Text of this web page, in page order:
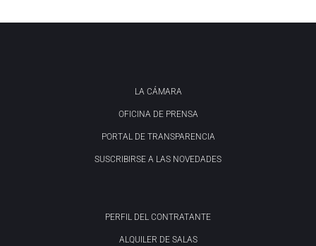
LA CÁMARA
OFICINA DE PRENSA
PORTAL DE TRANSPARENCIA
SUSCRIBIRSE A LAS NOVEDADES
PERFIL DEL CONTRATANTE
ALQUILER DE SALAS